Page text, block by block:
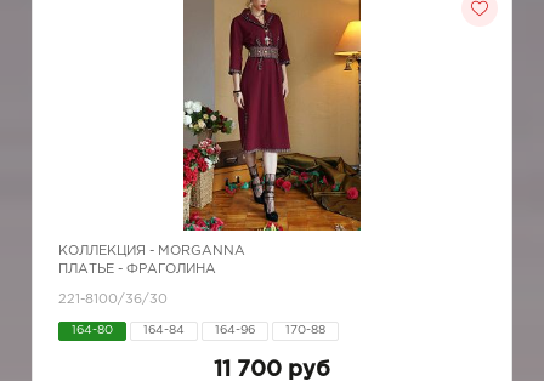
КОЛЛЕКЦИЯ - MORGANNA
ПЛАТЬЕ - ФРАГОЛИНА
221-8100/36/30
164-80 164-84 164-96 170-88
11 700 руб